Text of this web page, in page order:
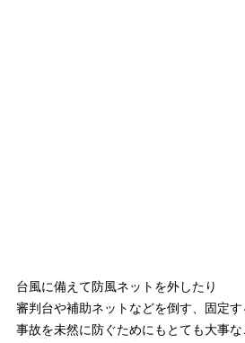
台風に備えて防風ネットを外したり
審判台や補助ネットなどを倒す、固定す
事故を未然に防ぐためにもとても大事